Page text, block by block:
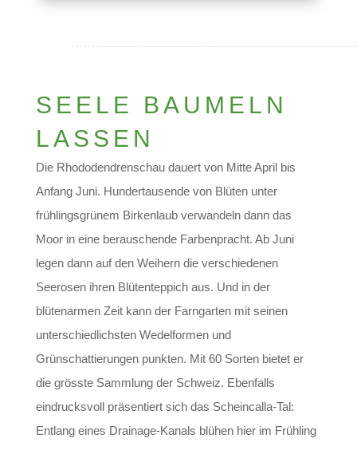
SEELE BAUMELN
LASSEN
Die Rhododendrenschau dauert von Mitte April bis
Anfang Juni. Hundertausende von Blüten unter
frühlingsgrünem Birkenlaub verwandeln dann das
Moor in eine berauschende Farbenpracht. Ab Juni
legen dann auf den Weihern die verschiedenen
Seerosen ihren Blütenteppich aus. Und in der
blütenarmen Zeit kann der Farngarten mit seinen
unterschiedlichsten Wedelformen und
Grünschattierungen punkten. Mit 60 Sorten bietet er
die grösste Sammlung der Schweiz. Ebenfalls
eindrucksvoll präsentiert sich das Scheincalla-Tal:
Entlang eines Drainage-Kanals blühen hier im Frühling